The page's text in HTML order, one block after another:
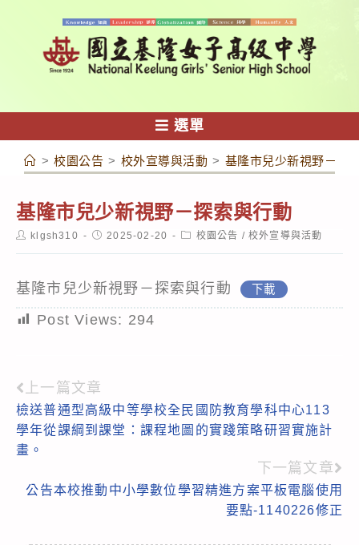
容
選單
> 校園公告 > 校外宣導與活動 > 基隆市兒少新視野－探
基隆市兒少新視野－探索與行動
Postklgsh310
Post2025-02-20
Post校園公告 / 校外宣導與活動
基隆市兒少新視野－探索與行動 下載
Post Views: 294
Read
more
articles
上一篇文章
檢送普通型高級中等學校全民國防教育學科中心113
學年從課綱到課堂：課程地圖的實踐策略研習實施計
畫。
下一篇文章
公告本校推動中小學數位學習精進方案平板電腦使用
要點-1140226修正